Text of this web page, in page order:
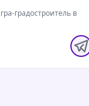
градостроитель в